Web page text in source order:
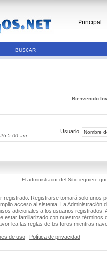
Principal
BUSCAR
Bienvenido
5:00 am
Usuario:
El administrador del Sitio requiere
registrado. Registrarse tomará solo unos
acceso al sistema. La Administración
adicionales a los usuarios registrados.
estar familiarizado con nuestros términos
lea las reglas de los foros mientras
de uso | Política de privacidad